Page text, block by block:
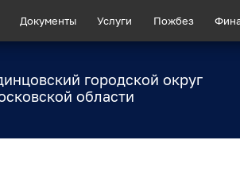
Документы Услуги Пожбез
городской округ
области